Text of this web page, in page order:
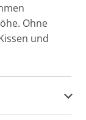
Ohne
und